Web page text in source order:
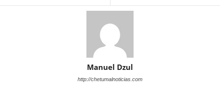
Manuel Dzul
http://chetumalnoticias.com